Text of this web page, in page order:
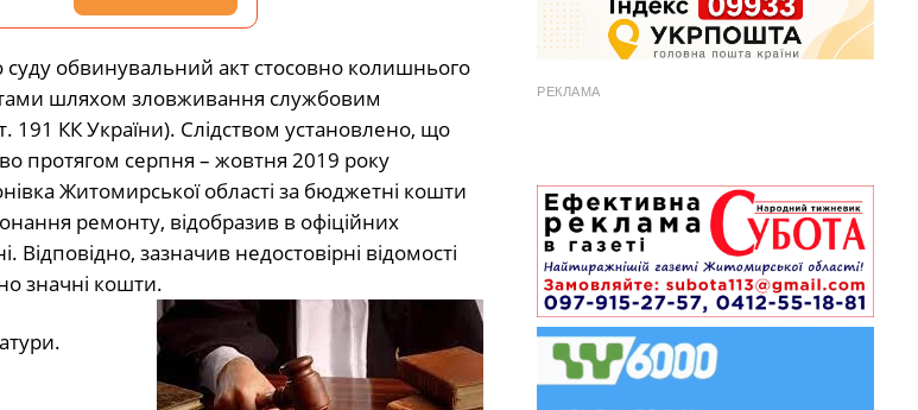
обвинувальний акт стосовно колишнього
шляхом зловживання службовим
191 КК України). Слідством установлено, що
протягом серпня – жовтня 2019 року
Житомирської області за бюджетні кошти
ремонту, відобразив в офіційних
зазначив недостовірні відомості
значні кошти.
РЕКЛАМА